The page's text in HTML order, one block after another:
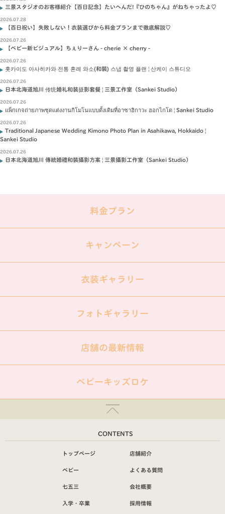
三景スタジオのお客様紹介【百日記念】たいへんだ!『ひのちゃん』がねちゃったよ♡
2026.07.28
【百日祝い】失敗しない！衣装選びから料金プランまで徹底解説♡
2026.07.26
【ベビー新ビジュアル】ちぇりーさん - cherie × cherry -
2026.07.26
홋카이도 아사히카와 전통 혼례 와소(和裝) 스냅 촬영 플랜 | 산케이 스튜디오
2026.07.26
日本北海道旭川 传统婚礼和装摄影套餐 | 三景工作室（Sankei Studio）
2026.07.26
แพ็กเกจถ่ายภาพชุดแต่งงานกิโมโนแบบดั้งเดิมที่อาซาฮิกาวะ ฮอกไกโด | Sankei Studio
2026.07.26
Traditional Japanese Wedding Kimono Photo Plan in Asahikawa, Hokkaido |
Sankei Studio
2026.07.26
日本北海道旭川 傳統婚禮和裝攝影方案 | 三景攝影工作室（Sankei Studio）
料金プラン
キャンペーン
衣装ギャラリー
フォトギャラリー
店舗の最新情報
ベビーキッズロケ
CONTENTS
トップページ
ベビー
七五三
入学・卒業
店舗紹介
よくある質問
会社概要
採用情報